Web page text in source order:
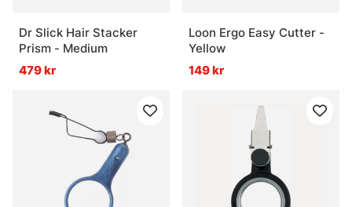
Dr Slick Hair Stacker
Prism - Medium
479 kr
Loon Ergo Easy Cutter -
Yellow
149 kr